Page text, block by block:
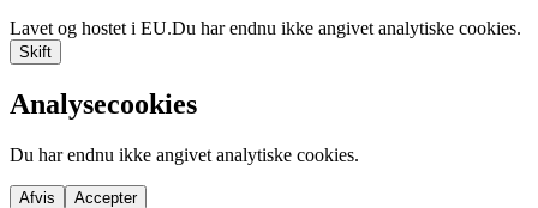
Lavet og hostet i EU.Du har endnu ikke angivet analytiske cookies.
Skift
Analysecookies
Du har endnu ikke angivet analytiske cookies.
Afvis Accepter